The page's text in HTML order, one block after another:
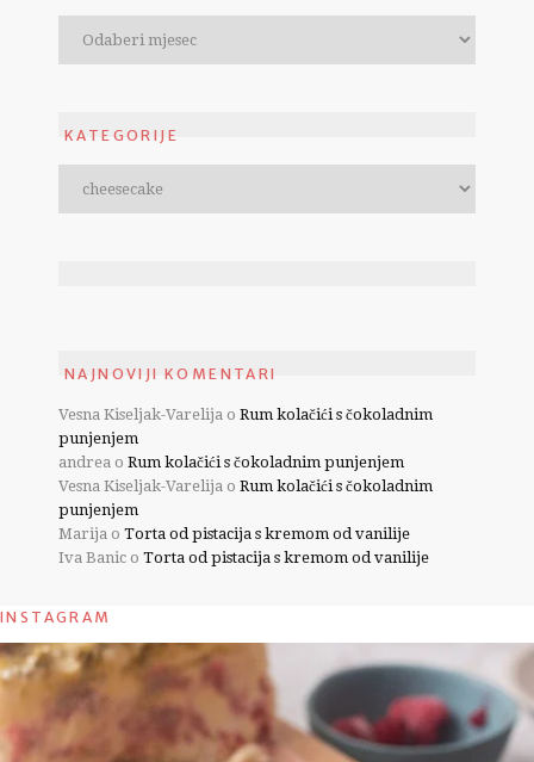
KATEGORIJE
NAJNOVIJI KOMENTARI
Vesna Kiseljak-Varelija o Rum kolačići s čokoladnim
punjenjem
andrea o Rum kolačići s čokoladnim punjenjem
Vesna Kiseljak-Varelija o Rum kolačići s čokoladnim
punjenjem
Marija o Torta od pistacija s kremom od vanilije
Iva Banic o Torta od pistacija s kremom od vanilije
INSTAGRAM